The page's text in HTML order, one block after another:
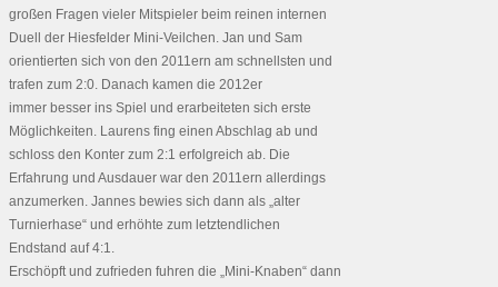
großen Fragen vieler Mitspieler beim reinen internen
Duell der Hiesfelder Mini-Veilchen. Jan und Sam
orientierten sich von den 2011ern am schnellsten und
trafen zum 2:0. Danach kamen die 2012er
immer besser ins Spiel und erarbeiteten sich erste
Möglichkeiten. Laurens fing einen Abschlag ab und
schloss den Konter zum 2:1 erfolgreich ab. Die
Erfahrung und Ausdauer war den 2011ern allerdings
anzumerken. Jannes bewies sich dann als „alter
Turnierhase“ und erhöhte zum letztendlichen
Endstand auf 4:1.
Erschöpft und zufrieden fuhren die „Mini-Knaben“ dann